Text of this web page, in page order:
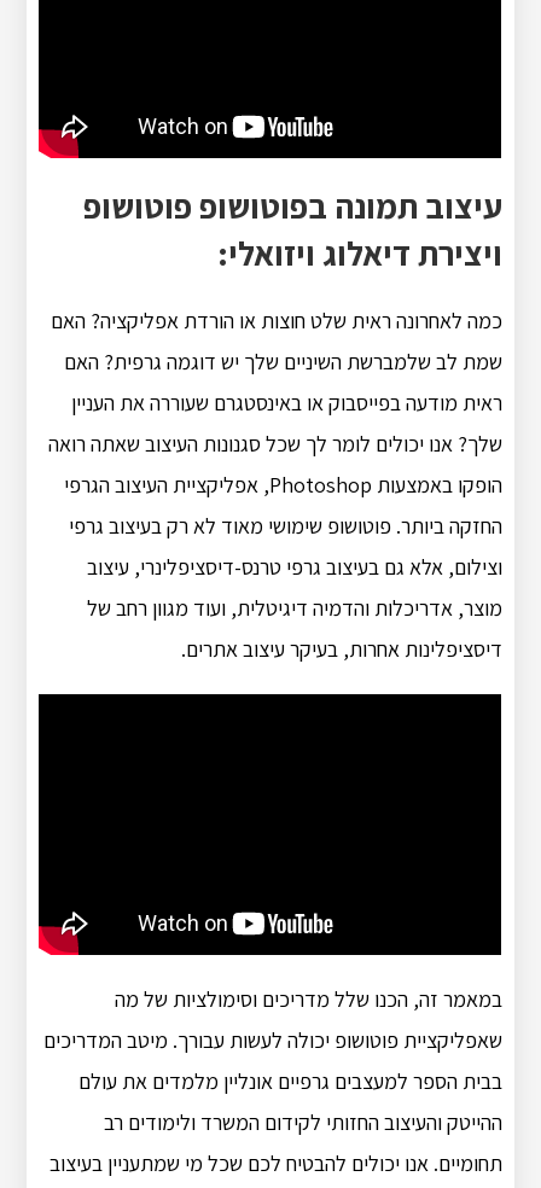
עיצוב תמונה בפוטושופ פוטושופ
ויצירת דיאלוג ויזואלי:
כמה לאחרונה ראית שלט חוצות או הורדת אפליקציה? האם
שמת לב שלמברשת השיניים שלך יש דוגמה גרפית? האם
ראית מודעה בפייסבוק או באינסטגרם שעוררה את העניין
שלך? אנו יכולים לומר לך שכל סגנונות העיצוב שאתה רואה
הופקו באמצעות Photoshop, אפליקציית העיצוב הגרפי
החזקה ביותר. פוטושופ שימושי מאוד לא רק בעיצוב גרפי
וצילום, אלא גם בעיצוב גרפי טרנס-דיסציפלינרי, עיצוב
מוצר, אדריכלות והדמיה דיגיטלית, ועוד מגוון רחב של
דיסציפלינות אחרות, בעיקר עיצוב אתרים.
במאמר זה, הכנו שלל מדריכים וסימולציות של מה
שאפליקציית פוטושופ יכולה לעשות עבורך. מיטב המדריכים
בבית הספר למעצבים גרפיים אונליין מלמדים את עולם
ההייטק והעיצוב החזותי לקידום המשרד ולימודים רב
תחומיים. אנו יכולים להבטיח לכם שכל מי שמתעניין בעיצוב